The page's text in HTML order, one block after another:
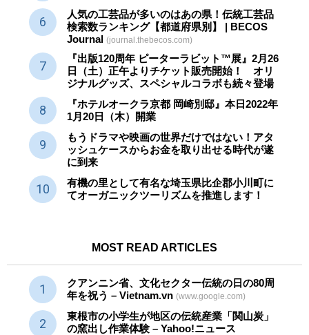
人気の工芸品が多いのはあの県！伝統工芸品
検索数ランキング【都道府県別】 | BECOS
Journal (journal.thebecos.com)
『出版120周年 ピーターラビット™展』2月26
日（土）正午よりチケット販売開始！ オリ
ジナルグッズ、スペシャルコラボも続々登場
『ホテルオークラ京都 岡崎別邸』本日2022年
1月20日（木）開業
もうドラマや映画の世界だけではない！アタ
ッシュケースからお金を取り出せる時代が遂
に到来
有機の里として有名な埼玉県比企郡小川町に
てオーガニックツーリズムを推進します！
MOST READ ARTICLES
クアンニン省、文化セクター伝統の日の80周
年を祝う – Vietnam.vn (www.google.com)
東根市の小学生が地区の伝統産業 「関山炭」
の窯出し作業体験 – Yahoo!ニュース